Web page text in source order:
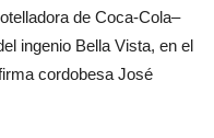
de Coca-Cola–
ingenio Bella Vista, en el
cordobesa José